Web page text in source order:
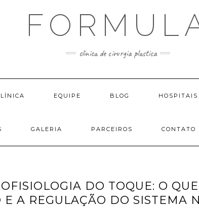
clinica de cirurgia plastica
EQUIPE BLOG HOSPITAIS
GALERIA PARCEIROS CONTATO
DO TOQUE: O
A REGULAÇÃO DO SISTEMA